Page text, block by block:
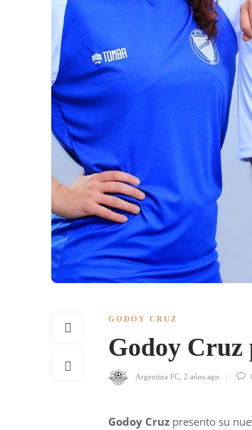
GODOY CRUZ
Godoy Cruz
Argentina FC 2 años ago
Godoy Cruz presento su